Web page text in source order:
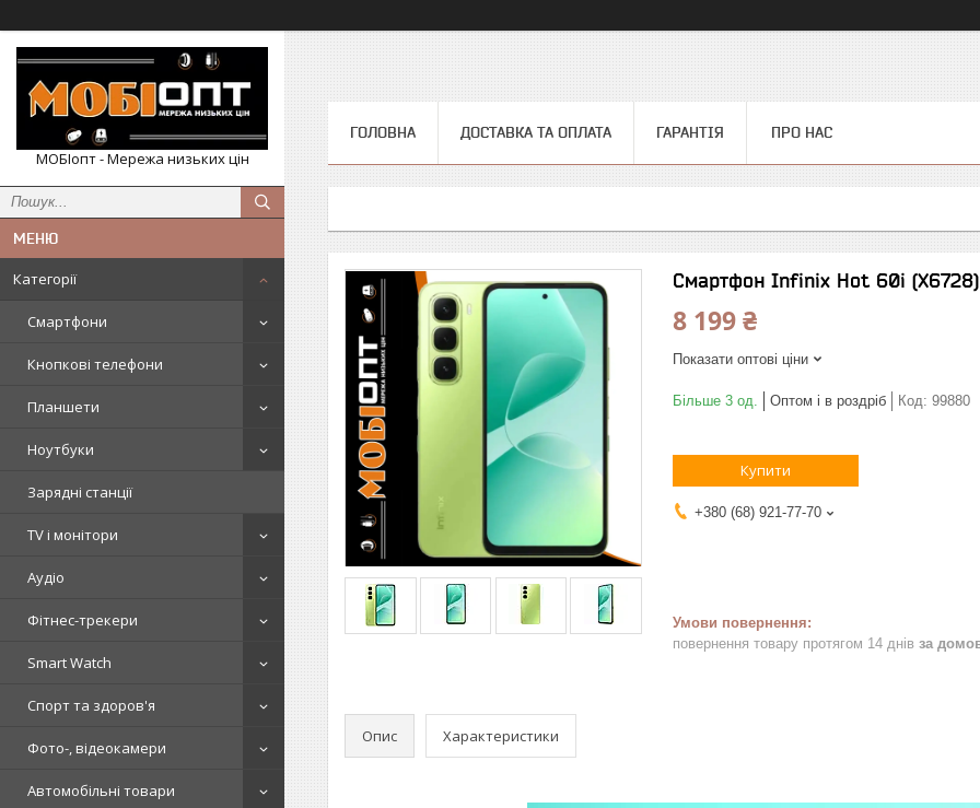
МОБІопт - Мережа низьких цін
Категорії
Смартфони
Кнопкові телефони
Планшети
Ноутбуки
Зарядні станції
TV і монітори
Аудіо
Фітнес-трекери
Smart Watch
Спорт та здоров'я
Фото-, відеокамери
Автомобільні товари
ГОЛОВНА ДОСТАВКА ТА ОПЛАТА ГАРАНТІЯ ПРО НАС
Смартфон Infinix Hot 60i
8 199 ₴
Показати оптові ціни
Більше 3 од. Оптом і в роздріб Код: 99880
Купити
+380 (68) 921-77-70
повернення товару протягом 14 днів за
Опис Характеристики